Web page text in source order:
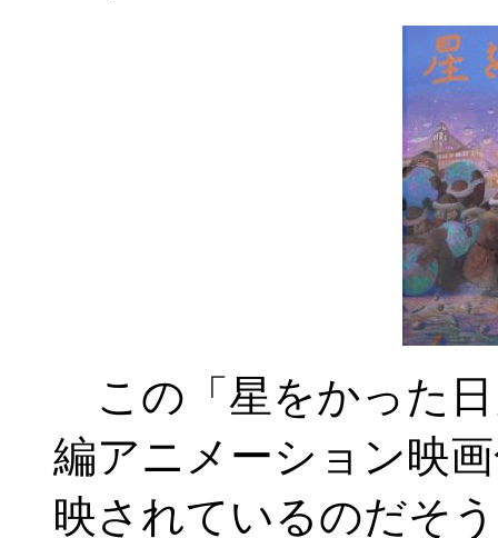
この「星をかった
編アニメーション映
映されているのだそ